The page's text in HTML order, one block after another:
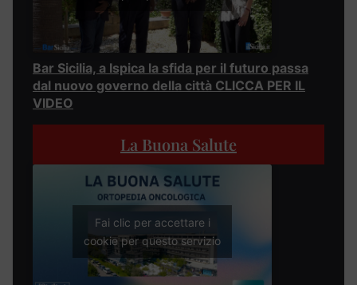
Bar Sicilia, a Ispica la sfida per il futuro passa
dal nuovo governo della città CLICCA PER IL
VIDEO
La Buona Salute
Fai clic per accettare i
cookie per questo servizio